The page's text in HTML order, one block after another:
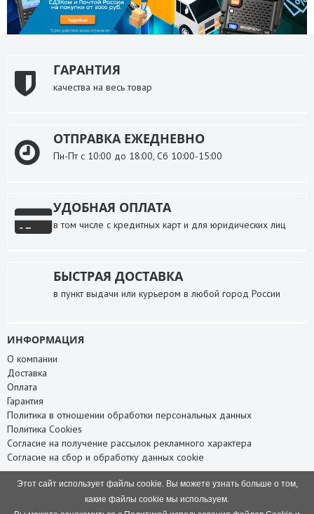
ГАРАНТИЯ
качества на весь товар
ОТПРАВКА ЕЖЕДНЕВНО
Пн-Пт с 10:00 до 18:00, Сб 10:00-15:00
УДОБНАЯ ОПЛАТА
в том числе с кредитных карт и для юридических лиц
БЫСТРАЯ ДОСТАВКА
в пункт выдачи или курьером в любой город России
ИНФОРМАЦИЯ
О компании
Доставка
Оплата
Гарантия
Политика в отношении обработки персональных данных
Политика Cookies
Согласие на получение рассылок рекламного характера
Согласие на сбор и обработку данных cookie
Карта сайта
Этот сайт использует файлы cookie. Вы можете узнать больше о том,
какие файлы cookie мы используем.